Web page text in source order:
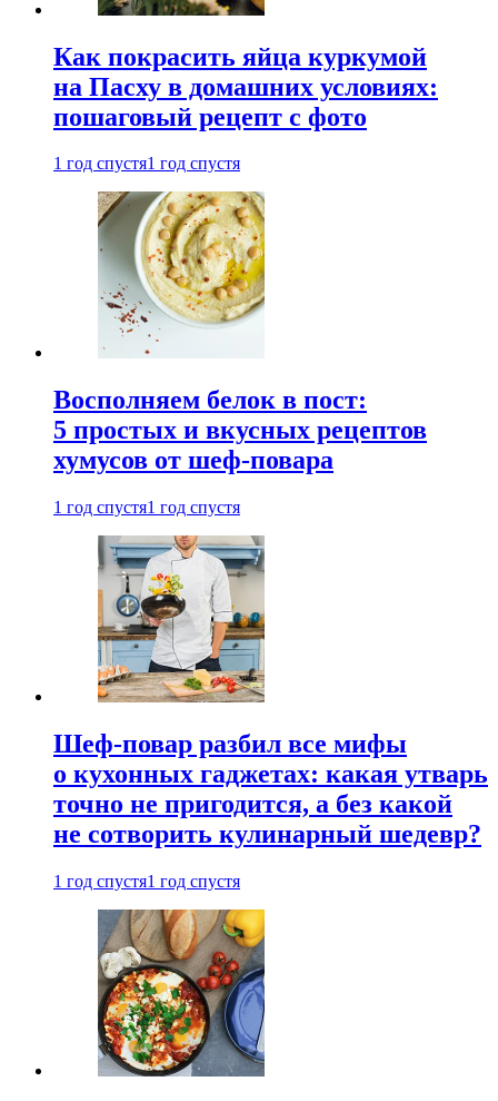
Как покрасить яйца куркумой
на Пасху в домашних условиях:
пошаговый рецепт с фото
1 год спустя1 год спустя
Восполняем белок в пост:
5 простых и вкусных рецептов
хумусов от шеф-повара
1 год спустя1 год спустя
Шеф-повар разбил все мифы
о кухонных гаджетах: какая утварь
точно не пригодится, а без какой
не сотворить кулинарный шедевр?
1 год спустя1 год спустя